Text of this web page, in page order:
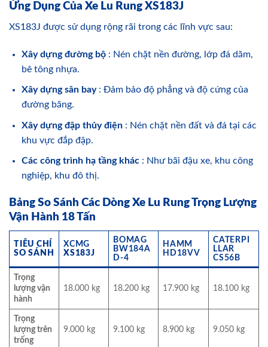
Ứng Dụng Của Xe Lu Rung XS183J
XS183J được sử dụng rộng rãi trong các lĩnh vực sau:
Xây dựng đường bộ : Nén chặt nền đường, lớp đá dăm,
bê tông nhựa.
Xây dựng sân bay : Đảm bảo độ phẳng và độ cứng của
đường băng.
Xây dựng đập thủy điện : Nén chặt nền đất và đá tại các
khu vực đắp đập.
Các công trình hạ tầng khác : Như bãi đậu xe, khu công
nghiệp, khu đô thị.
Bảng So Sánh Các Dòng Xe Lu Rung Trọng Lượng
Vận Hành 18 Tấn
TIÊU CHÍ
SO SÁNH
XCMG
XS183J
BOMAG
BW184A
D-4
HAMM
HD18VV
CATERPI
LLAR
CS56B
Trọng
lượng vận
hành
18.000 kg 18.200 kg 17.900 kg 18.100 kg
Trọng
lượng trên
trống
9.000 kg 9.100 kg 8.900 kg 9.050 kg